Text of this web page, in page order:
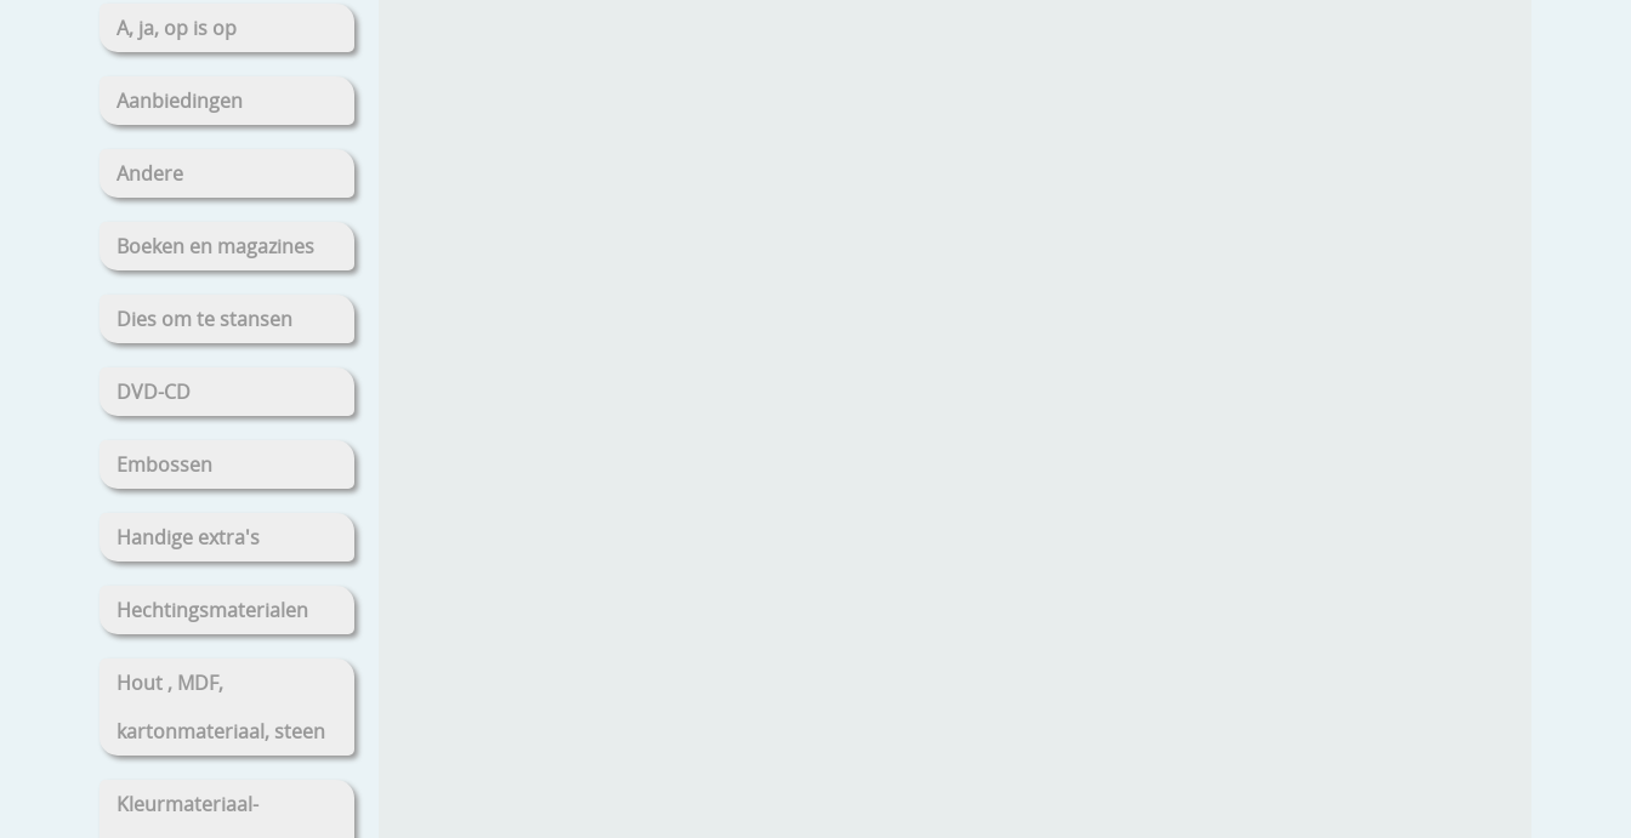
A, ja, op is op
Aanbiedingen
Andere
Boeken en magazines
Dies om te stansen
DVD-CD
Embossen
Handige extra's
Hechtingsmaterialen
Hout , MDF,
kartonmateriaal, steen
Kleurmateriaal-